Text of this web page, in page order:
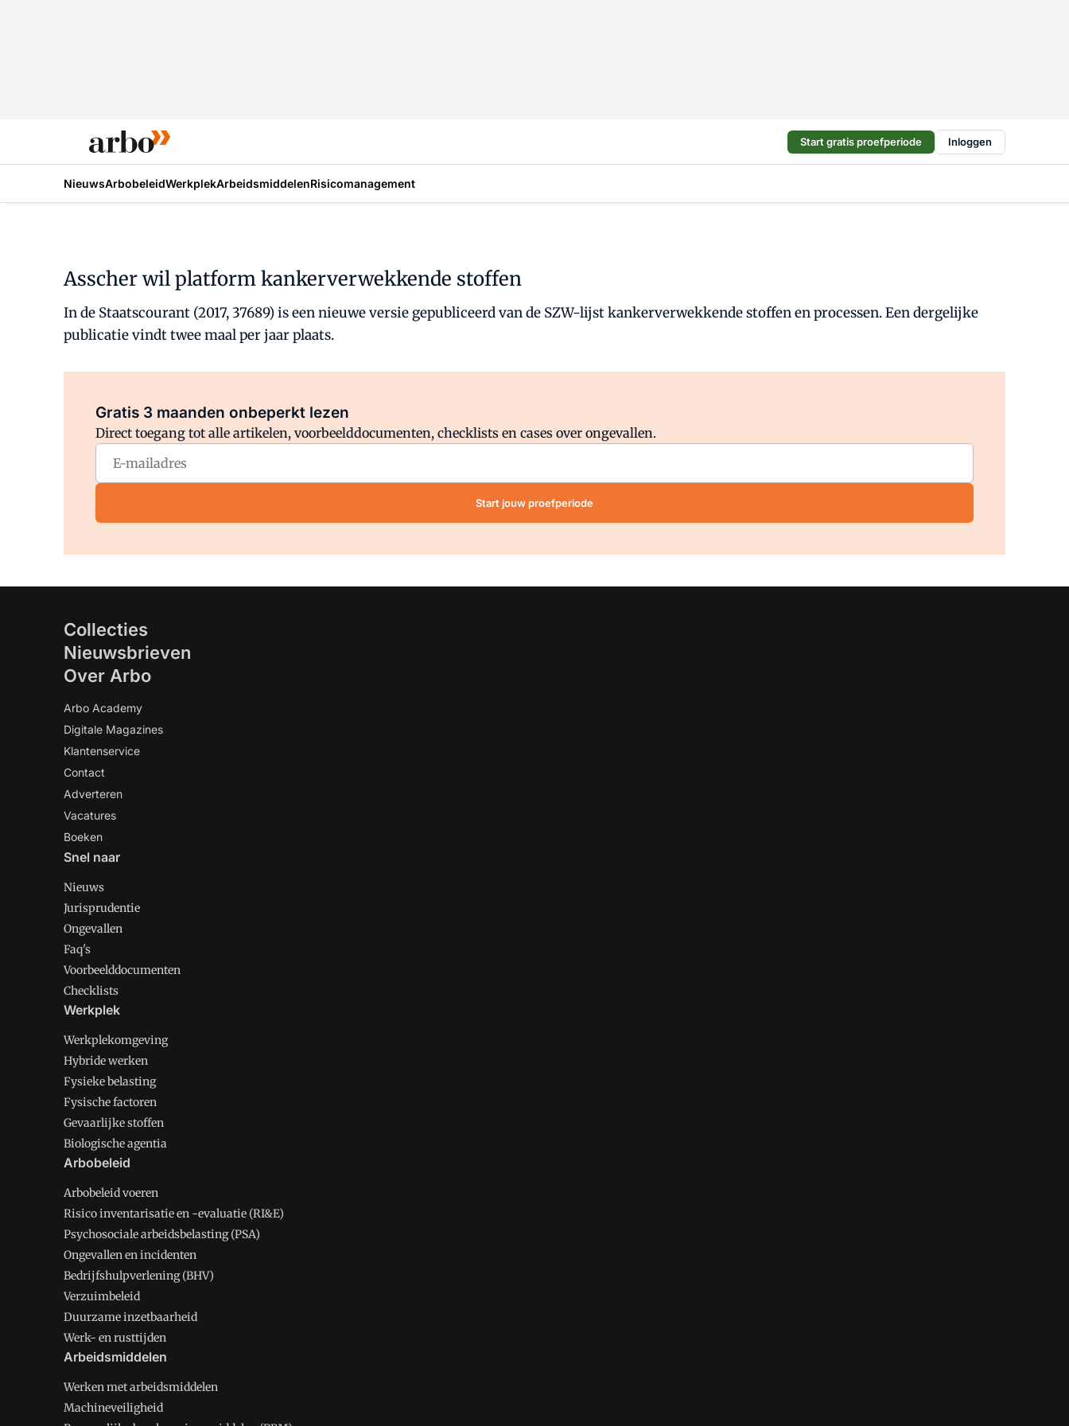
Start gratis proefperiode Inloggen
NieuwsArbobeleidWerkplekArbeidsmiddelenRisicomanagement
Asscher wil platform kankerverwekkende stoffen
In de Staatscourant (2017, 37689) is een nieuwe versie gepubliceerd van de SZW-lijst kankerverwekkende stoffen en processen. Een dergelijke
publicatie vindt twee maal per jaar plaats.
Gratis 3 maanden onbeperkt lezen
Direct toegang tot alle artikelen, voorbeelddocumenten, checklists en cases over ongevallen.
Start jouw proefperiode
Collecties
Nieuwsbrieven
Over Arbo
Arbo Academy
Digitale Magazines
Klantenservice
Contact
Adverteren
Vacatures
Boeken
Snel naar
Nieuws
Jurisprudentie
Ongevallen
Faq's
Voorbeelddocumenten
Checklists
Werkplek
Werkplekomgeving
Hybride werken
Fysieke belasting
Fysische factoren
Gevaarlijke stoffen
Biologische agentia
Arbobeleid
Arbobeleid voeren
Risico inventarisatie en -evaluatie (RI&E)
Psychosociale arbeidsbelasting (PSA)
Ongevallen en incidenten
Bedrijfshulpverlening (BHV)
Verzuimbeleid
Duurzame inzetbaarheid
Werk- en rusttijden
Arbeidsmiddelen
Werken met arbeidsmiddelen
Machineveiligheid